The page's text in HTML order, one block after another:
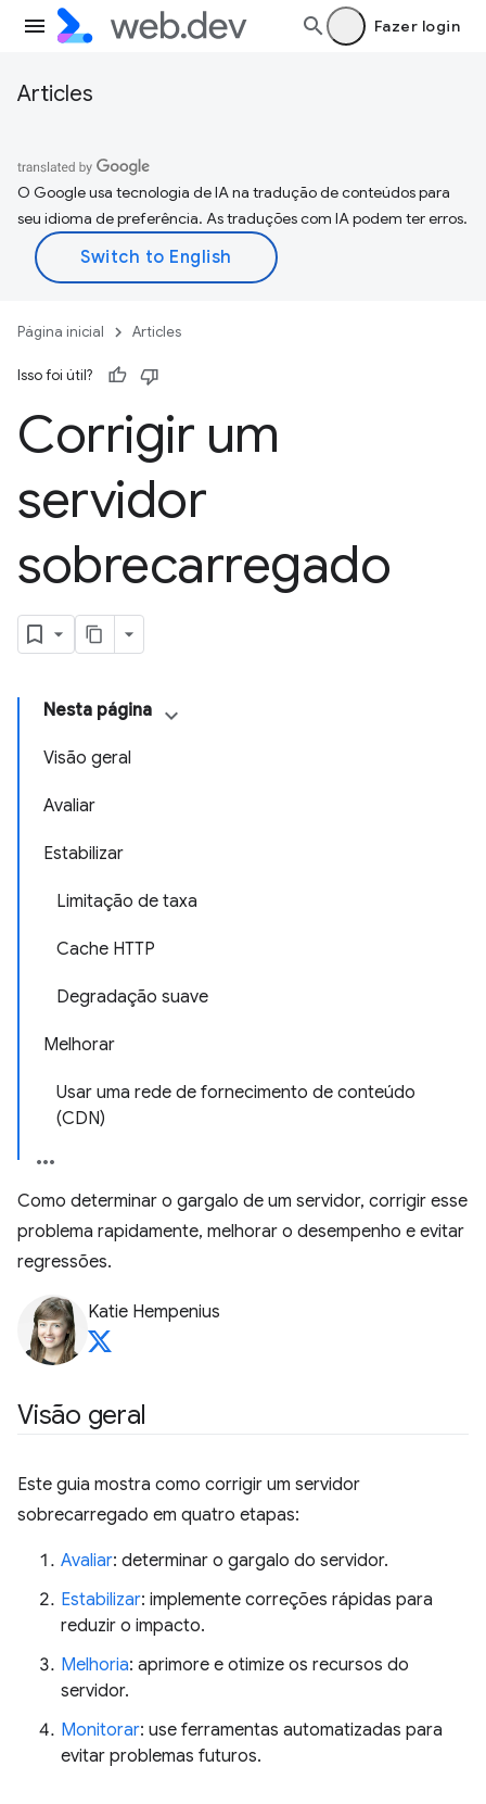
Fazer login
Articles
O Google usa tecnologia de IA na tradução de conteúdos para
seu idioma de preferência. As traduções com IA podem ter erros.
Página inicial Articles
Isso foi útil?
Corrigir um
servidor
sobrecarregado
Nesta página
Visão geral
Avaliar
Estabilizar
Limitação de taxa
Cache HTTP
Degradação suave
Melhorar
Usar uma rede de fornecimento de conteúdo
(CDN)
Como determinar o gargalo de um servidor, corrigir esse
problema rapidamente, melhorar o desempenho e evitar
regressões.
Katie Hempenius
Visão geral
Este guia mostra como corrigir um servidor
sobrecarregado em quatro etapas:
Avaliar: determinar o gargalo do servidor.
Estabilizar: implemente correções rápidas para
reduzir o impacto.
Melhoria: aprimore e otimize os recursos do
servidor.
Monitorar: use ferramentas automatizadas para
evitar problemas futuros.